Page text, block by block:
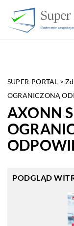
SUPER-PORTAL >
OGRANICZONĄ
AXONN
PODGLĄD